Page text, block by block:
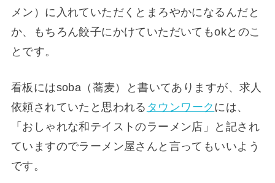
メン）に入れていただくとまろやかになるんだと
か、もちろん餃子にかけていただいてもokとのこ
とです。
看板にはsoba（蕎麦）と書いてありますが、求人
依頼されていたと思われる タウンワーク には、
「おしゃれな和テイストのラーメン店」と記され
ていますのでラーメン屋さんと言ってもいいよう
です。